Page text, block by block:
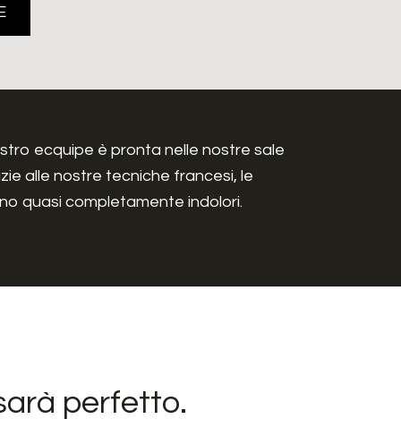
ecquipe è pronta nelle nostre sale
alle nostre tecniche francesi, le
quasi completamente indolori.
perfetto.